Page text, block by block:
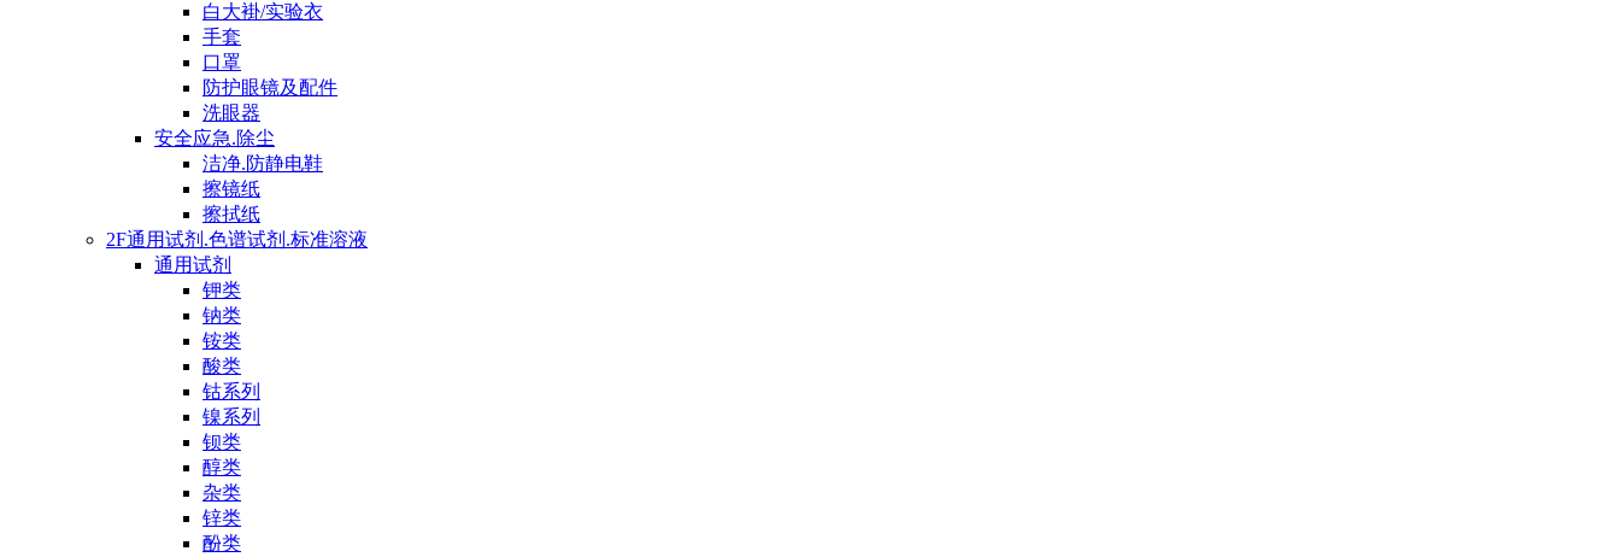
白大褂/实验衣
手套
口罩
防护眼镜及配件
洗眼器
安全应急.除尘
洁净.防静电鞋
擦镜纸
擦拭纸
2F通用试剂.色谱试剂.标准溶液
通用试剂
钾类
钠类
铵类
酸类
钴系列
镍系列
钡类
醇类
杂类
锌类
酚类